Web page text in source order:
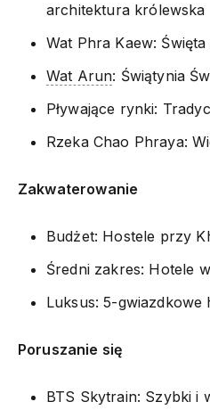
architektura królewska
Wat Phra Kaew:
Wat Arun: Świątynia
Pływające rynki:
Rzeka Chao Phraya:
Zakwaterowanie
Budżet: Hostele przy
Średni zakres: Hotele
Luksus: 5-gwiazdkowe
Poruszanie się
BTS Skytrain: Szybki i